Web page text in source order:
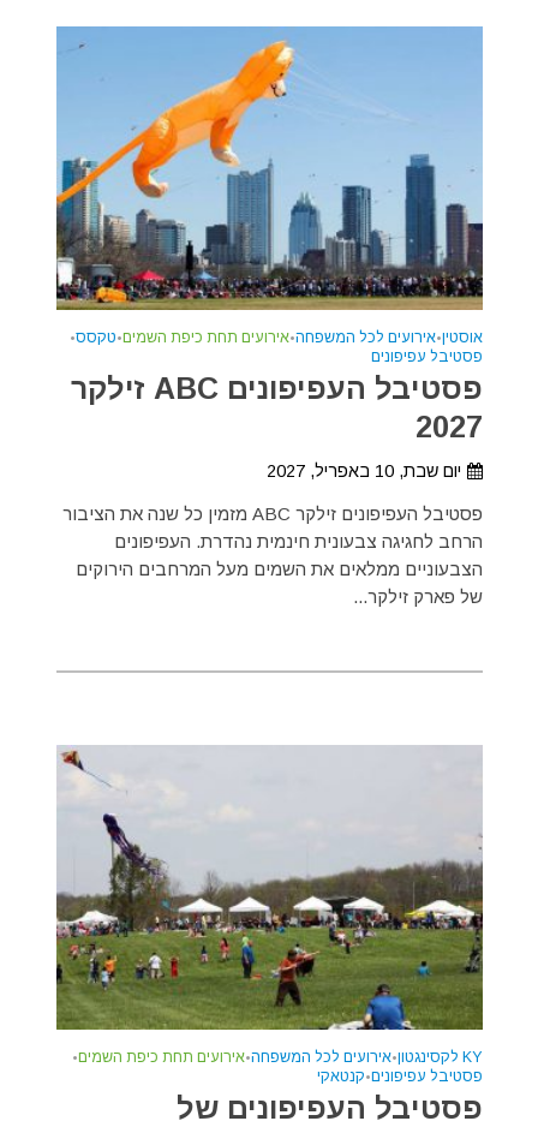
אוסטין•אירועים לכל המשפחה•אירועים תחת כיפת השמים•טקסס•
פסטיבל עפיפונים
פסטיבל העפיפונים ABC זילקר
2027
יום שבת, 10 באפריל, 2027
פסטיבל העפיפונים זילקר ABC מזמין כל שנה את הציבור
הרחב לחגיגה צבעונית חינמית נהדרת. העפיפונים
הצבעוניים ממלאים את השמים מעל המרחבים הירוקים
של פארק זילקר...
KY לקסינגטון •אירועים לכל המשפחה•אירועים תחת כיפת השמים•
פסטיבל עפיפונים•קנטאקי
פסטיבל העפיפונים של